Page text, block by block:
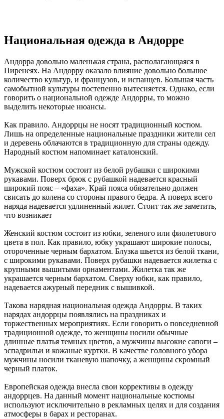
Национальная одежда в Андорре
Андорра довольно маленькая страна, располагающаяся в
Пиренеях. На Андорру оказало влияние довольно большое
количество культур, и французов, и испанцев. Большая часть
самобытной культуры постепенно вытесняется. Однако, если
говорить о национальной одежде Андорры, то можно
выделить некоторые нюансы.
Как правило. Андоррцы не носят традиционный костюм.
Лишь на определенные национальные праздники жители сел
и деревень облачаются в традиционную для страны одежду.
Народный костюм напоминает каталонский.
Мужской костюм состоит из белой рубашки с широкими
рукавами. Поверх брюк с рубашкой надевается красный
широкий пояс – «фаха». Край пояса обязательно должен
свисать до колена со стороны правого бедра. А поверх всего
наряда надевается удлиненный жилет. Стоит так же заметить,
что возникает
Женский костюм состоит из юбки, зеленого или фиолетового
цвета в пол. Как правило, юбку украшают широкие полосы,
отороченные черным бархатом. Блузка шьется из белой ткани,
с широкими рукавами. Поверх рубашки надевается жилетка с
крупными вышитыми орнаментами. Жилетка так же
украшается черным бархатом. Сверху юбки, как правило,
надевается ажурный передник с вышивкой.
Такова нарядная национальная одежда Андорры. В таких
нарядах андоррцы появлялись на праздниках и
торжественных мероприятиях. Если говорить о повседневной
традиционной одежде, то женщины носили обычные
длинные платья темных цветов, а мужчины высокие сапоги –
эспадрильи и кожаные куртки. В качестве головного убора
мужчины носили тканевую шапочку, а женщины скромный
черный платок.
Европейская одежда внесла свои коррективы в одежду
андоррцев. На данный момент национальные костюмы
используют исключительно в рекламных целях и для создания
атмосферы в барах и ресторанах.